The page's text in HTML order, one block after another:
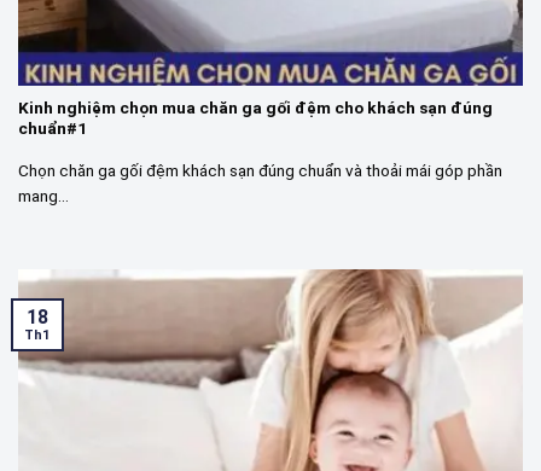
Kinh nghiệm chọn mua chăn ga gối đệm cho khách sạn đúng
chuẩn#1
Chọn chăn ga gối đệm khách sạn đúng chuẩn và thoải mái góp phần
mang...
18
Th1